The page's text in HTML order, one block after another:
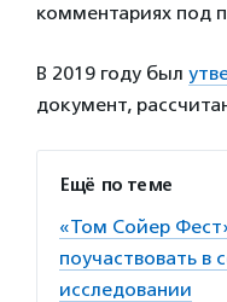
комментариях под
В 2019 году был
документ,
Ещё по теме
«Том Сойер
поучаствовать в
исследовании